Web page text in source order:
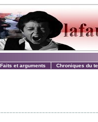
Faits et arguments Chroniques du